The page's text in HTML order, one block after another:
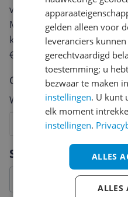
Specificaties
van een review gemiddeld
Met jouw mening help je
keuze te maken én maak
€250,-!
Klik hier voor de
Cijfer
Welk cijfer geef jij dit
5
4
3
2
gelden alleen voor
leveranciers
gerechtvaardigd
toestemming; u
bezwaar te maken
instellingen. U kunt
elk moment
instellingen.
ALLES
ALLES